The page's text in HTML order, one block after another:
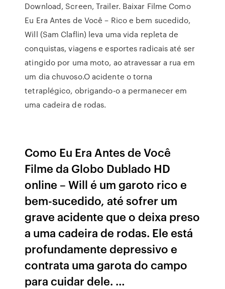
Download, Screen, Trailer. Baixar Filme Como
Eu Era Antes de Você – Rico e bem sucedido,
Will (Sam Claflin) leva uma vida repleta de
conquistas, viagens e esportes radicais até ser
atingido por uma moto, ao atravessar a rua em
um dia chuvoso.O acidente o torna
tetraplégico, obrigando-o a permanecer em
uma cadeira de rodas.
Como Eu Era Antes de Você
Filme da Globo Dublado HD
online – Will é um garoto rico e
bem-sucedido, até sofrer um
grave acidente que o deixa preso
a uma cadeira de rodas. Ele está
profundamente depressivo e
contrata uma garota do campo
para cuidar dele. …